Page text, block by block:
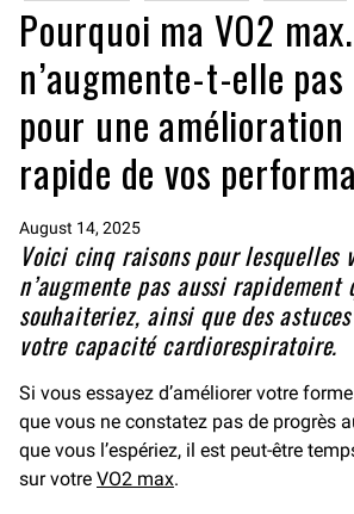
Pourquoi ma VO2 max.
n’augmente-t-elle
pour une
rapide de vos
August 14, 2025
Voici cinq raisons pour lesquelles
n’augmente pas aussi rapidement
souhaiteriez, ainsi que des
votre capacité cardiorespiratoire.
Si vous essayez d’améliorer votre
que vous ne constatez pas de progrès
que vous l’espériez, il est peut-être
sur votre VO2 max.